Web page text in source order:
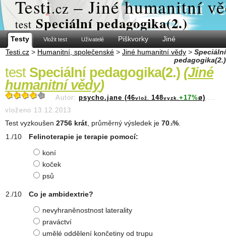
Testi.cz – Jiné humanitní
test Speciální pedagogika(2.)
Testy Vložit test Uživatelé Piškvorky
Jiné
Testi.cz > Humanitní, společenské > Jiné humanitní vědy > Speciální
pedagogika(2.)
test Speciální pedagogika(2.) (Jiné
humanitní vědy)
Autor: psycho.jane (46vlož. 148vyzk. +17%ø) ...
vloženo 13.12.2013
Test vyzkoušen 2756 krát , průměrný výsledek je 70 .3%
Felinoterapie je terapie pomocí:
koní
koček
psů
Co je ambidextrie?
nevyhraněnostnost laterality
praváctví
umělé oddělení končetiny od trupu